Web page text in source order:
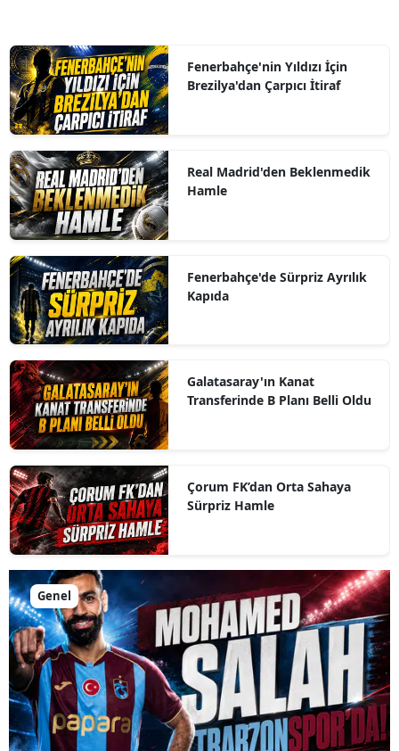
Fenerbahçe'nin Yıldızı İçin
Brezilya'dan Çarpıcı İtiraf
Real Madrid'den Beklenmedik
Hamle
Fenerbahçe'de Sürpriz Ayrılık
Kapıda
Galatasaray'ın Kanat
Transferinde B Planı Belli Oldu
Çorum FK’dan Orta Sahaya
Sürpriz Hamle
Genel